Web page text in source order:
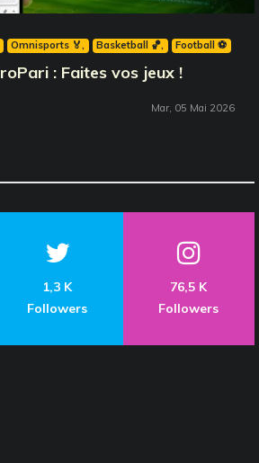
Omnisports 🏅 Basketball 🏀 Football ⚽️
: Faites vos jeux !
Mar, 05 Mai 2026
1,3 K
Followers
76,5 K
Followers